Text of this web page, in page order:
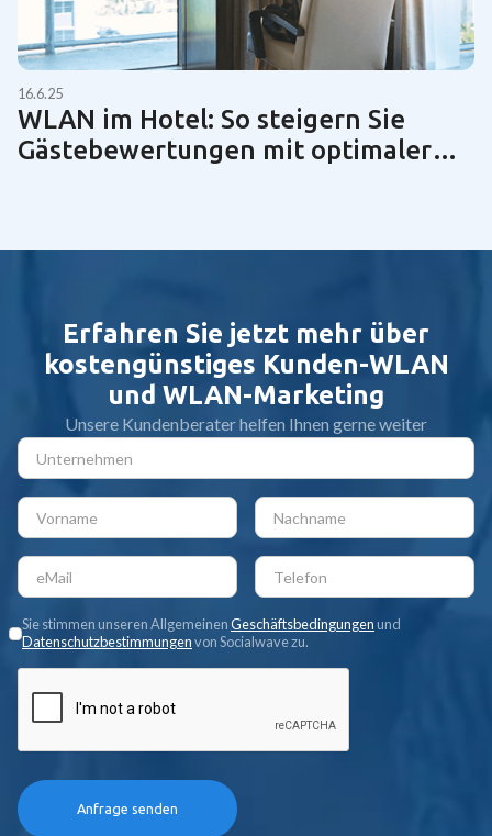
16.6.25
WLAN im Hotel: So steigern Sie
Gästebewertungen mit optimaler
Erfahren Sie jetzt mehr über
kostengünstiges Kunden-WLAN
und WLAN-Marketing
Unsere Kundenberater helfen Ihnen gerne weiter
Sie stimmen unseren AllgemeinenGeschäftsbedingungen und
Datenschutzbestimmungenvon Socialwave zu.